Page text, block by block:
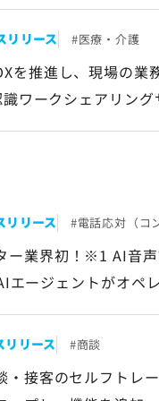
リリース 医療・介護
を推進し、現場の
ワークシェアリン
リリース 電話応対（コ
ー業界初！※1 AI音
エージェントがオペ
リリース 商談
・接客のセルフトレ